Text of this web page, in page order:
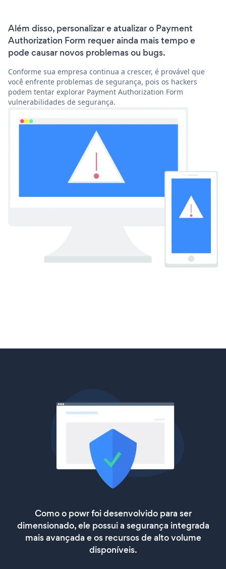
Além disso, personalizar e atualizar o Payment
Authorization Form requer ainda mais tempo e
pode causar novos problemas ou bugs.
Conforme sua empresa continua a crescer, é provável que
você enfrente problemas de segurança, pois os hackers
podem tentar explorar Payment Authorization Form
vulnerabilidades de segurança.
Como o powr foi desenvolvido para ser
dimensionado, ele possui a segurança integrada
mais avançada e os recursos de alto volume
disponíveis.